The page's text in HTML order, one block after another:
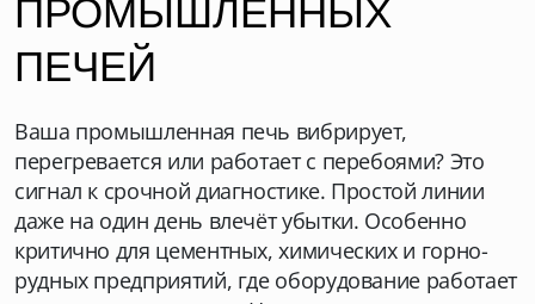
ПРОМЫШЛЕННЫХ
ПЕЧЕЙ
Ваша промышленная печь вибрирует,
перегревается или работает с перебоями? Это
сигнал к срочной диагностике. Простой линии
даже на один день влечёт убытки. Особенно
критично для цементных, химических и горно-
рудных предприятий, где оборудование работает